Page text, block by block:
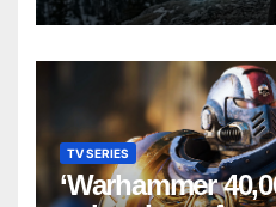
TV SERIES
‘Warhammer